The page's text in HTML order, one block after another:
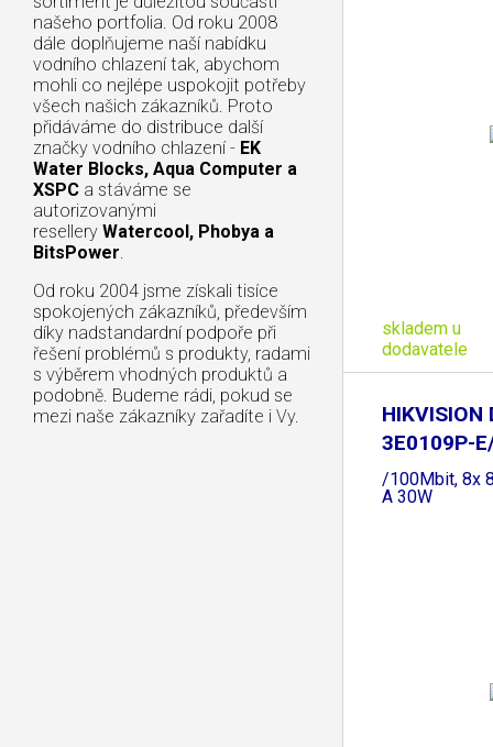
našeho portfolia. Od roku 2008
dále doplňujeme naší nabídku
vodního chlazení tak, abychom
mohli co nejlépe uspokojit potřeby
všech našich zákazníků. Proto
přidáváme do distribuce další
značky vodního chlazení - EK
Water Blocks, Aqua Computer a
XSPC a stáváme se
autorizovanými
resellery Watercool, Phobya a
BitsPower.
Od roku 2004 jsme získali tisíce
spokojených zákazníků, především
díky nadstandardní podpoře při
řešení problémů s produkty, radami
s výběrem vhodných produktů a
podobně. Budeme rádi, pokud se
mezi naše zákazníky zařadíte i Vy.
skladem u
dodavatele
HIKVISION
3E0109P-
/100Mbit, 8x
A 30W